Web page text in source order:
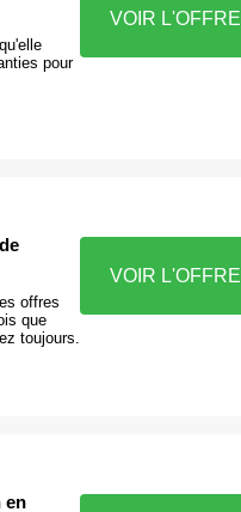
pour
VOIR L'OFFRE
offres
que
toujours.
VOIR L'OFFRE
en